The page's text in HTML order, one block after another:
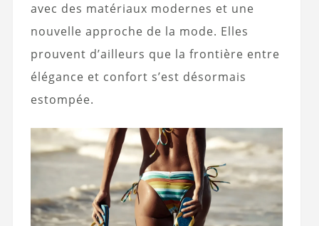
avec des matériaux modernes et une
nouvelle approche de la mode. Elles
prouvent d’ailleurs que la frontière entre
élégance et confort s’est désormais
estompée.